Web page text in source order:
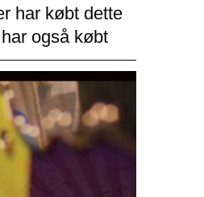
har købt dette
også købt